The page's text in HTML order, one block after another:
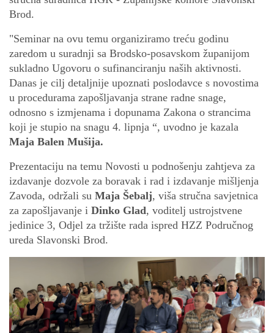
Brod.
"Seminar na ovu temu organiziramo treću godinu
zaredom u suradnji sa Brodsko-posavskom županijom
sukladno Ugovoru o sufinanciranju naših aktivnosti.
Danas je cilj detaljnije upoznati poslodavce s novostima
u procedurama zapošljavanja strane radne snage,
odnosno s izmjenama i dopunama Zakona o strancima
koji je stupio na snagu 4. lipnja “, uvodno je kazala
Maja Balen Mušija.
Prezentaciju na temu Novosti u podnošenju zahtjeva za
izdavanje dozvole za boravak i rad i izdavanje mišljenja
Zavoda, održali su Maja Šebalj, viša stručna savjetnica
za zapošljavanje i Dinko Glad, voditelj ustrojstvene
jedinice 3, Odjel za tržište rada ispred HZZ Područnog
ureda Slavonski Brod.